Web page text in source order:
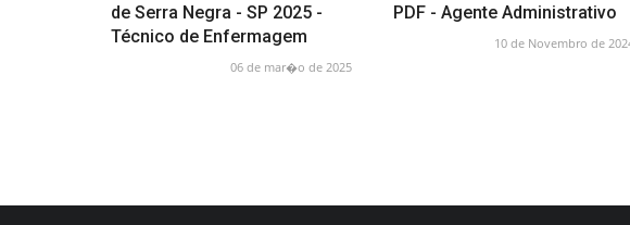
de Serra Negra - SP 2025 -
Técnico de Enfermagem
06 de mar�o de 2025
PDF - Agente Administrativo
10 de Novembro de